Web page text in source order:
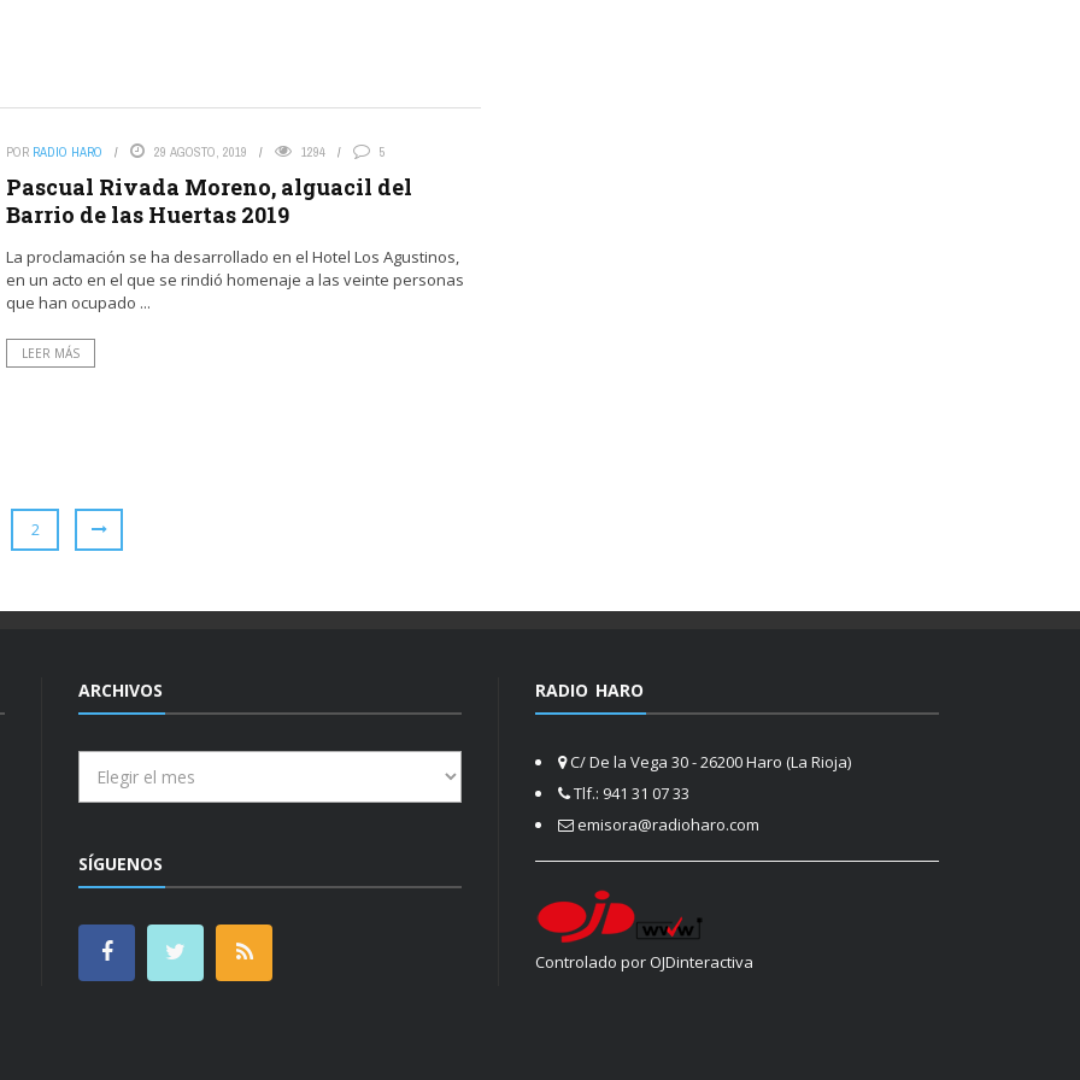
POR RADIO HARO 29 AGOSTO, 2019 1294 5
Pascual Rivada Moreno, alguacil del
Barrio de las Huertas 2019
La proclamación se ha desarrollado en el Hotel Los Agustinos,
en un acto en el que se rindió homenaje a las veinte personas
que han ocupado ...
LEER MÁS
2
ARCHIVOS
SÍGUENOS
RADIO HARO
C/ De la Vega 30 - 26200 Haro (La Rioja)
Tlf.: 941 31 07 33
emisora@radioharo.com
Controlado por OJDinteractiva